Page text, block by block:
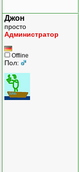
Джон
просто
Администратор
Offline
Пол: